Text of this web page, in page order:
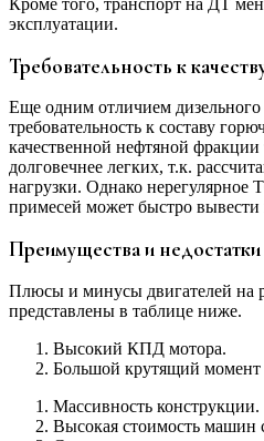
эксплуатации.
Требовательность к
Еще одним отличием дизельного
требовательность к составу
качественной нефтяной
долговечнее легких, т.к.
нагрузки. Однако нерегулярное
примесей может быстро вывести
Преимущества и недостатки
Плюсы и минусы двигателей на
представлены в таблице ниже.
Высокий КПД мотора.
Большой крутящий момент
Массивность конструкции.
Высокая стоимость машин